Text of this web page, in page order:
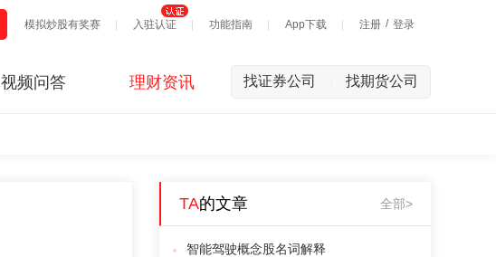
模拟炒股有奖赛 入驻认证 功能指南 App下载 注册 / 登录
视频问答 理财资讯 找证券公司 找期货公司
TA的文章 全部>
智能驾驶概念股名词解释